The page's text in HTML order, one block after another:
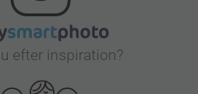
efter inspiration?